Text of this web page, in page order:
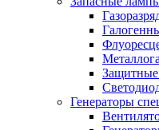
Защитные
Генераторы